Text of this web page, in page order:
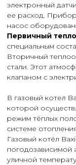
электронный
ее расход.
насос
Первичный
специальным
Вторичный
стали. Этот
клапаном с
В газовый котел
которой
режим тёплых
системе
Газовый котёл
погодозависимой
уличной